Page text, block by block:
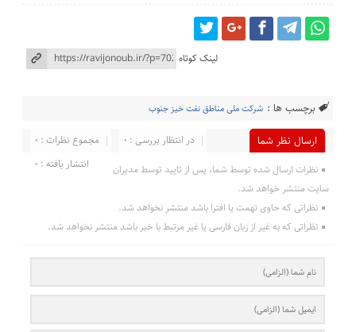
لینک کوتاه
برچسب ها : شرکت ملی مناطق نفت خیز جنوب
ارسال نظر شما مجموع نظرات : 0
در انتظار بررسی : 0
انتشار یافته : 0
نظرات ارسال شده توسط شما، پس از تایید توسط مدیران
سایت منتشر خواهد شد.
نظراتی که حاوی تهمت یا افترا باشد منتشر نخواهد شد.
نظراتی که به غیر از زبان فارسی یا غیر مرتبط با خبر باشد منتشر نخواهد شد.